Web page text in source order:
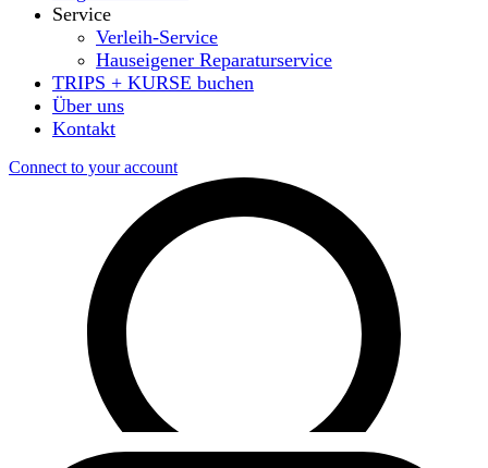
Service
Verleih-Service
Hauseigener Reparaturservice
TRIPS + KURSE buchen
Über uns
Kontakt
Connect to your account